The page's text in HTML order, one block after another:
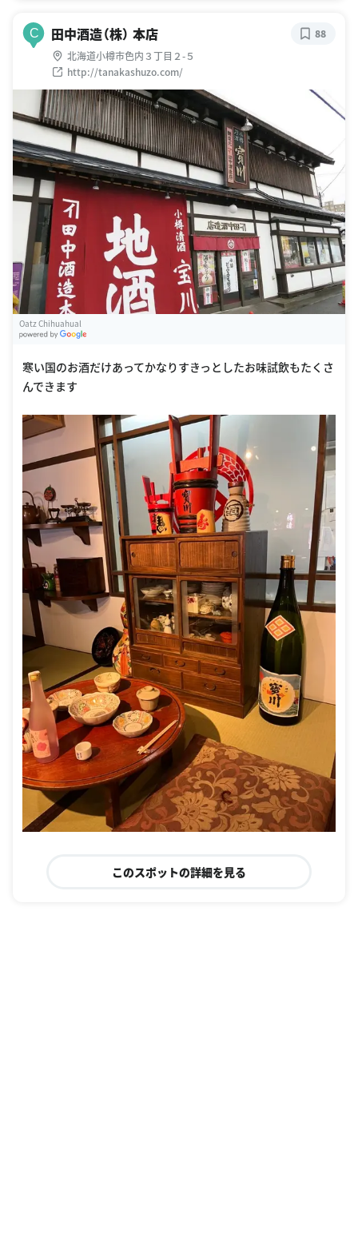
C 田中酒造（株） 本店
北海道小樽市色内３丁目２-５
http://tanakashuzo.com/
88
Oatz Chihuahual
寒い国のお酒だけあってかなりすきっとしたお味試飲もたくさ
んできます
このスポットの詳細を見る